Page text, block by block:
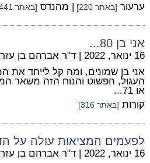
ערעור [באתר 220] | מהנדס [באתר 441]
אני בן 80...
16 ינואר, 2022 | ד"ר אברהם בן
אני בן שמונים, ומה קל לייחד
או 71...
קורות [באתר 316]
לפעמים המציאות עולה על
16 ינואר, 2022 | ד"ר אברהם בן